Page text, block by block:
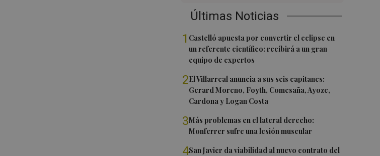
Últimas Noticias
1 Castelló apuesta por convertir el eclipse en
un referente científico: recibirá a un gran
equipo de expertos
2El Villarreal anuncia a sus seis capitanes:
Gerard Moreno, Foyth, Comesaña, Ayoze,
Cardona y Logan Costa
3Más problemas en el lateral derecho:
Monferrer sufre una lesión muscular
4San Javier da viabilidad al nuevo contrato del